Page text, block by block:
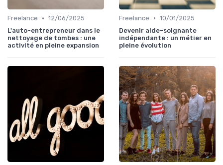
Freelance • 12/06/2025
L'auto-entrepreneur dans le
nettoyage de tombes : une
activité en pleine expansion
Freelance • 10/01/2025
Devenir aide-soignante
indépendante : un métier en
pleine évolution